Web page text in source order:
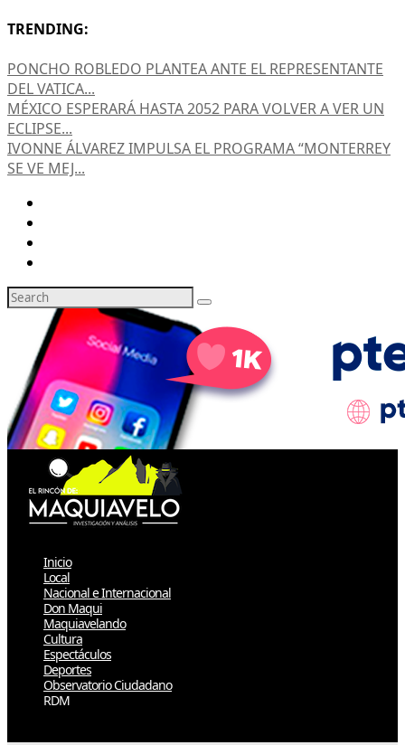
TRENDING:
PONCHO ROBLEDO PLANTEA ANTE EL REPRESENTANTE
DEL VATICA...
MÉXICO ESPERARÁ HASTA 2052 PARA VOLVER A VER UN
ECLIPSE...
IVONNE ÁLVAREZ IMPULSA EL PROGRAMA “MONTERREY
SE VE MEJ...
Inicio
Local
Nacional e Internacional
Don Maqui
Maquiavelando
Cultura
Espectáculos
Deportes
Observatorio Ciudadano
RDM